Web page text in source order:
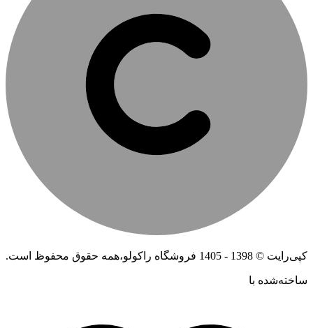
کپی‌رایت © 1398 - 1405 فروشگاه راکولو،همه حقوق محفوظ است.
ساخته‌شده ‌با